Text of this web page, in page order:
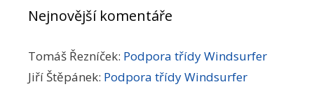
Nejnovější komentáře
Tomáš Řezníček: Podpora třídy Windsurfer
Jiří Štěpánek: Podpora třídy Windsurfer